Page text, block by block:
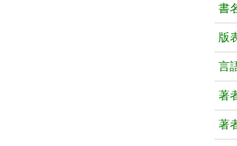
書
版
言
著
著